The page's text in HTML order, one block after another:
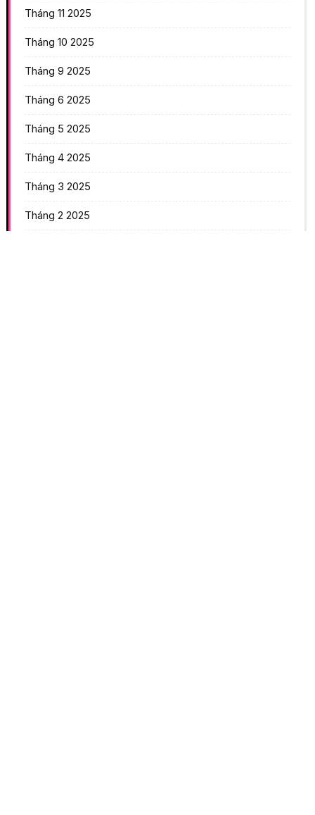
Tháng 11 2025
Tháng 10 2025
Tháng 9 2025
Tháng 6 2025
Tháng 5 2025
Tháng 4 2025
Tháng 3 2025
Tháng 2 2025